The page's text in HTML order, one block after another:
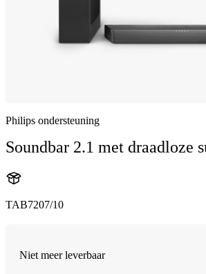
Philips ondersteuning
Soundbar 2.1 met draadloze
TAB7207/10
Niet meer leverbaar